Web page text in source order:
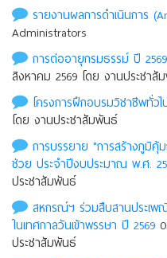
รายงานผลการดำเนินการ
Administrators
การต่ออายุกรมธรรม์ ปี
สิงหาคม 2569 โดย งานประชาสั
โครงการฝึกอบรมวิชาชีพทั่ว
โดย งานประชาสัมพันธ์
การบรรยาย "การสร้างภูมิคุ้
ช่วย ประจำปีงบประมาณ พ.ศ.
ประชาสัมพันธ์
สหกรณ์ฯ ร่วมสืบสานประเพ
ในเทศกาลวันเข้าพรรษา ปี 2569
ประชาสัมพันธ์